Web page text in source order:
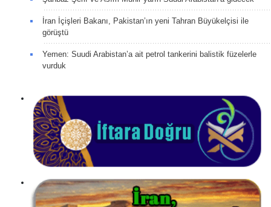
İran İçişleri Bakanı, Pakistan’ın yeni Tahran Büyükelçisi ile
görüştü
Yemen: Suudi Arabistan’a ait petrol tankerini balistik füzelerle
vurduk